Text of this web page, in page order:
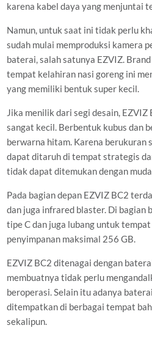
karena kabel daya yang menjuntai
Namun, untuk saat ini tidak perlu
sudah mulai memproduksi kamera
baterai, salah satunya EZVIZ.
tempat kelahiran nasi goreng ini
yang memiliki bentuk super kecil.
Jika menilik dari segi desain,
sangat kecil. Berbentuk kubus dan
berwarna hitam. Karena berukuran
dapat ditaruh di tempat strategis
tidak dapat ditemukan dengan
Pada bagian depan EZVIZ BC2
dan juga infrared blaster. Di bagian
tipe C dan juga lubang untuk
penyimpanan maksimal 256 GB.
EZVIZ BC2 ditenagai dengan
membuatnya tidak perlu
beroperasi. Selain itu adanya
ditempatkan di berbagai tempat
sekalipun.